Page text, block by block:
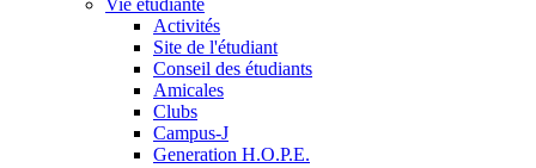
Activités
Site de l'étudiant
Conseil des étudiants
Amicales
Clubs
Campus-J
Generation H.O.P.E.